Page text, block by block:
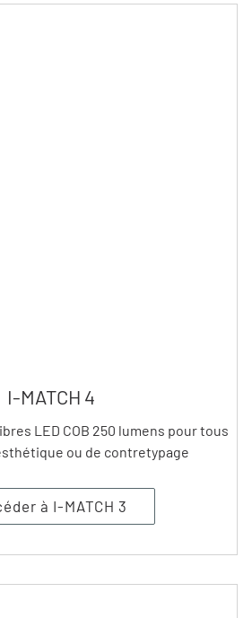
I-MATCH 4
LED COB 250 lumens pour tous
ou de contretypage
à I-MATCH 3